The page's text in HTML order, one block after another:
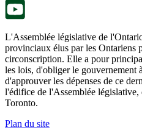
L'Assemblée législative de
provinciaux élus par les Ontariens
circonscription. Elle a pour
les lois, d'obliger le gouvernement
d'approuver les dépenses de ce
l'édifice de l'Assemblée législative,
Toronto.
Plan du site